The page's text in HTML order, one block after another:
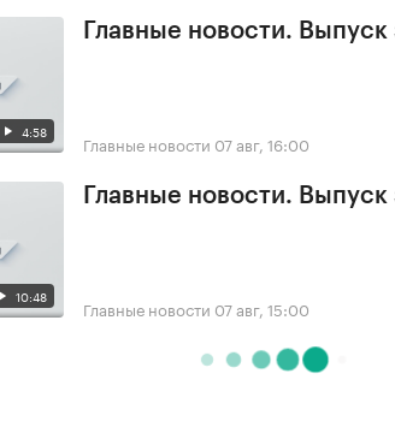
4:58
Главные новости.
Главные новости 07 авг, 16:00
10:48
Главные новости.
Главные новости 07 авг, 15:00